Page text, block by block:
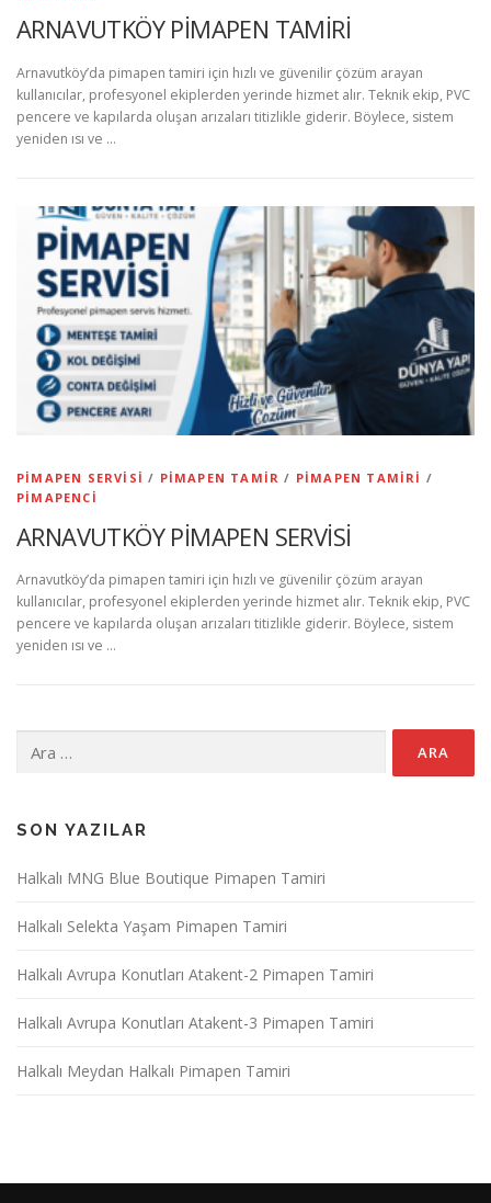
ARNAVUTKÖY PİMAPEN TAMİRİ
Arnavutköy’da pimapen tamiri için hızlı ve güvenilir çözüm arayan
kullanıcılar, profesyonel ekiplerden yerinde hizmet alır. Teknik ekip, PVC
pencere ve kapılarda oluşan arızaları titizlikle giderir. Böylece, sistem
yeniden ısı ve …
PIMAPEN SERVISI / PIMAPEN TAMIR / PIMAPEN TAMIRI /
PIMAPENCI
ARNAVUTKÖY PİMAPEN SERVİSİ
Arnavutköy’da pimapen tamiri için hızlı ve güvenilir çözüm arayan
kullanıcılar, profesyonel ekiplerden yerinde hizmet alır. Teknik ekip, PVC
pencere ve kapılarda oluşan arızaları titizlikle giderir. Böylece, sistem
yeniden ısı ve …
SON YAZILAR
Halkalı MNG Blue Boutique Pimapen Tamiri
Halkalı Selekta Yaşam Pimapen Tamiri
Halkalı Avrupa Konutları Atakent-2 Pimapen Tamiri
Halkalı Avrupa Konutları Atakent-3 Pimapen Tamiri
Halkalı Meydan Halkalı Pimapen Tamiri